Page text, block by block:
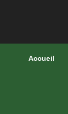
Accueil